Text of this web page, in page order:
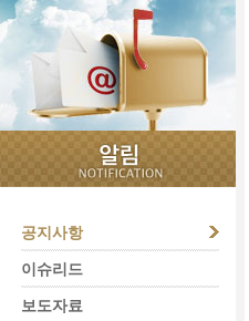
공지사항
이슈리드
보도자료